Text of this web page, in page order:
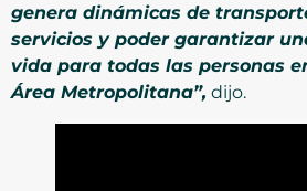
genera dinámicas de
servicios y poder garantizar
vida para todas las personas
Área Metropolitana”, dijo.